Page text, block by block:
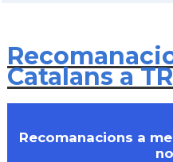
Catalans a
Recomanacions a